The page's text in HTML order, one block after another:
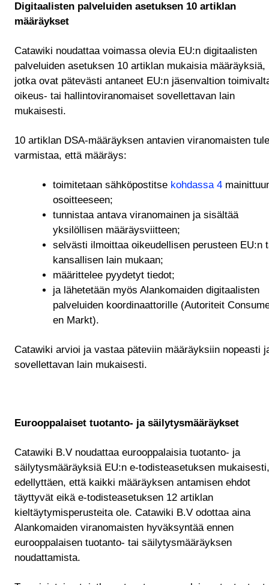
Digitaalisten palveluiden asetuksen 10 artiklan
määräykset
Catawiki noudattaa voimassa olevia EU:n digitaalisten
palveluiden asetuksen 10 artiklan mukaisia määräyksiä,
jotka ovat pätevästi antaneet EU:n jäsenvaltion
oikeus- tai hallintoviranomaiset sovellettavan lain
mukaisesti.
10 artiklan DSA-määräyksen antavien viranomaisten
varmistaa, että määräys:
toimitetaan sähköpostitse kohdassa 4
osoitteeseen;
tunnistaa antava viranomainen ja sisältää
yksilöllisen määräysviitteen;
selvästi ilmoittaa oikeudellisen perusteen EU:n
kansallisen lain mukaan;
määrittelee pyydetyt tiedot;
ja lähetetään myös Alankomaiden digitaalisten
palveluiden koordinaattorille (Autoriteit
en Markt).
Catawiki arvioi ja vastaa päteviin määräyksiin nopeasti
sovellettavan lain mukaisesti.
Eurooppalaiset tuotanto- ja säilytysmääräykset
Catawiki B.V noudattaa eurooppalaisia tuotanto- ja
säilytysmääräyksiä EU:n e-todisteasetuksen mukaisesti,
edellyttäen, että kaikki määräyksen antamisen ehdot
täyttyvät eikä e-todisteasetuksen 12 artiklan
kieltäytymisperusteita ole. Catawiki B.V odottaa aina
Alankomaiden viranomaisten hyväksyntää ennen
eurooppalaisen tuotanto- tai säilytysmääräyksen
noudattamista.